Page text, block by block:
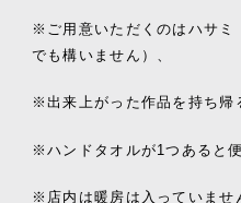
※ご用意いただくのはハサミ
でも構いません）、
※出来上がった作品を持ち帰
※ハンドタオルが1つあると便
※店内は暖房は入っていませ